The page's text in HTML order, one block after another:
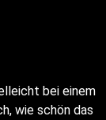
bei einem
wie schön das